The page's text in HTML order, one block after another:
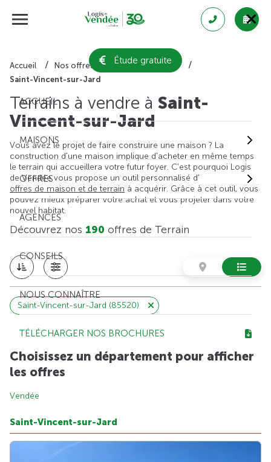
Étude gratuite
ACCUEIL
MAISONS
OFFRES
AGENCES
CONSEILS
NOUS CONNAÎTRE
TÉLÉCHARGER NOS BROCHURES
Accueil Nos offres de terrain
Vendée
Saint-Vincent-sur-Jard
Terrains à vendre à Saint-
Vincent-sur-Jard
Vous avez le projet de faire construire une maison ? La
construction d'une maison implique d'acheter en même temps
le terrain qui accueillera votre futur foyer. C'est pourquoi Logis
de Vendée vous propose un outil personnalisé d'
offres de maison et de terrain à acquérir. Grâce à cet outil, vous
pouvez mieux préparer votre achat et vous projeter dans votre
nouvel habitat.
Découvrez nos 190 offres de Terrain
Saint-Vincent-sur-Jard (85520)
Choisissez un département pour afficher
les offres
Vendée
Saint-Vincent-sur-Jard